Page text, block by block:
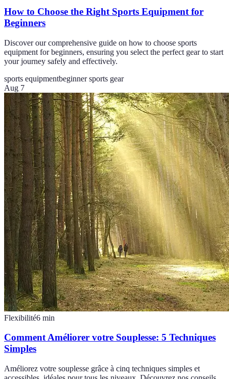
How to Choose the Right Sports Equipment for
Beginners
Discover our comprehensive guide on how to choose sports
equipment for beginners, ensuring you select the perfect gear to start
your journey safely and effectively.
sports equipmentbeginner sports gear
Aug 7
Flexibilité6 min
Comment Améliorer votre Souplesse: 5 Techniques
Simples
Améliorez votre souplesse grâce à cinq techniques simples et